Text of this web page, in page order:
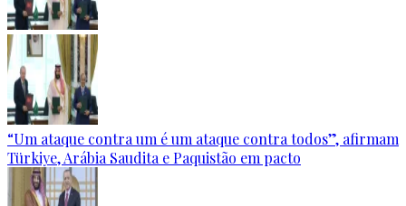
“Um ataque contra um é um ataque contra todos”, afirmam
Türkiye, Arábia Saudita e Paquistão em pacto